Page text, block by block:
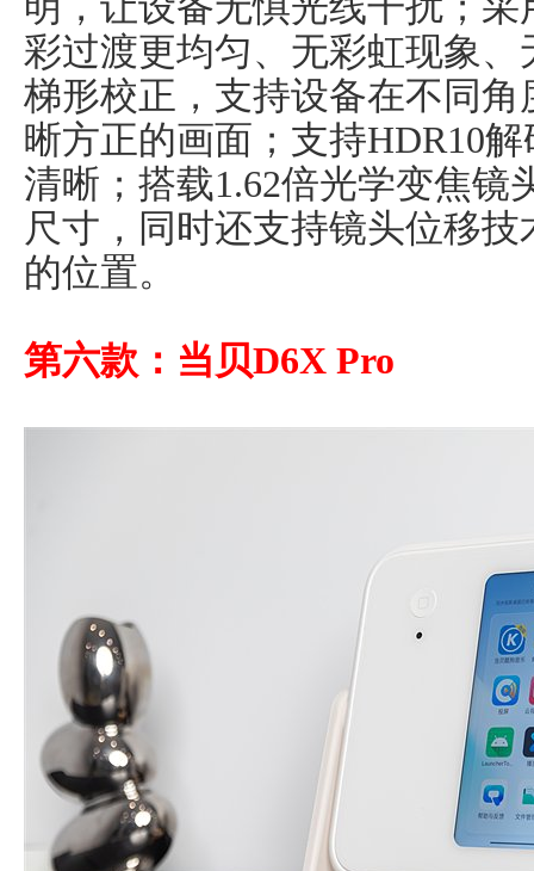
彩过渡更均匀、无彩虹现象
梯形校正，支持设备在不同
晰方正的画面；支持HDR10
清晰；搭载1.62倍光学变焦镜
尺寸，同时还支持镜头位移
的位置。
第六款：当贝D6X Pro